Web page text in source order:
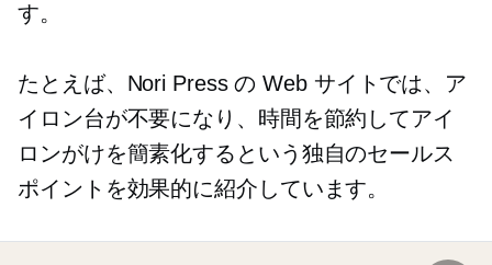
す。
たとえば、Nori Press の Web サイトでは、ア
イロン台が不要になり、時間を節約してアイ
ロンがけを簡素化するという独自のセールス
ポイントを効果的に紹介しています。